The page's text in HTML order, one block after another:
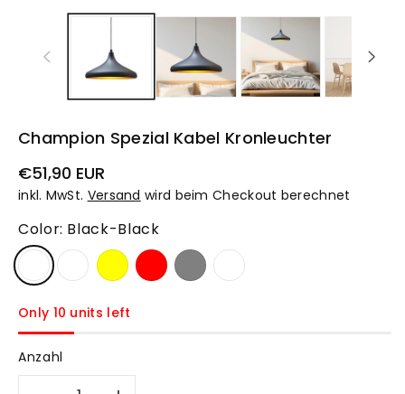
Champion Spezial Kabel Kronleuchter
Normaler
Preis
€51,90 EUR
inkl. MwSt. Versand wird beim Checkout berechnet
Color: Black-Black
Only 10 units left
Anzahl